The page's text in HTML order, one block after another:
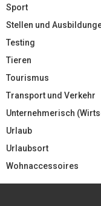
Sport
Stellen und
Testing
Tieren
Tourismus
Transport und Verkehr
Unternehmerisch
Urlaub
Urlaubsort
Wohnaccessoires